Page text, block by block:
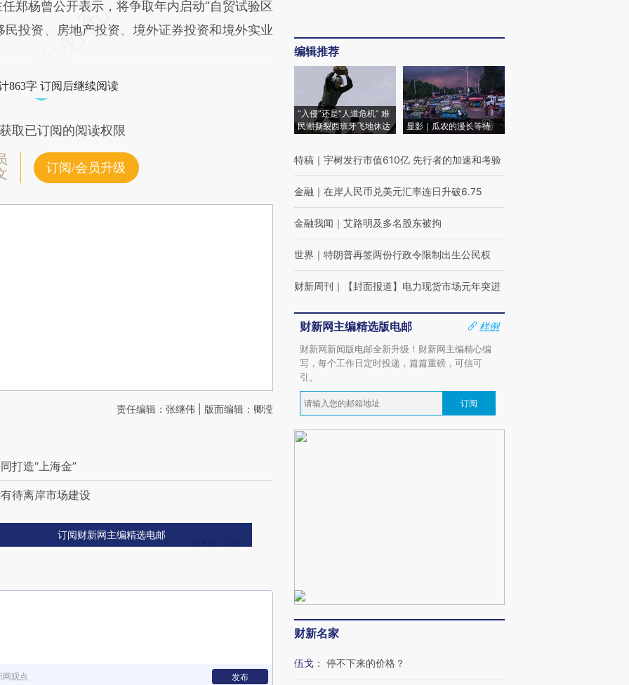
郑杨曾公开表示，将争取年内启动“自贸试验区
投资、房地产投资、境外证券投资和境外实业
863字 订阅后继续阅读
取已订阅的阅读权限
订阅/会员升级
责任编辑：张继伟 | 版面编辑：卿滢
打造“上海金”
待离岸市场建设
订阅财新网主编精选电邮
网观点 发布
编辑推荐
“入侵”还是“人道危机” 难
民潮撕裂西班牙飞地休达
显影｜瓜农的漫长等待
特稿 ｜ 宇树发行市值610亿 先行者的加速和考验
金融 ｜ 在岸人民币兑美元汇率连日升破6.75
金融我闻 ｜ 艾路明及多名股东被拘
世界 ｜ 特朗普再签两份行政令限制出生公民权
财新周刊 ｜ 【封面报道】电力现货市场元年突进
财新网主编精选版电邮
样例
财新网新闻版电邮全新升级！财新网主编精心编
写，每个工作日定时投递，篇篇重磅，可信可
引。
订阅
财新名家
伍戈 ： 停不下来的价格？